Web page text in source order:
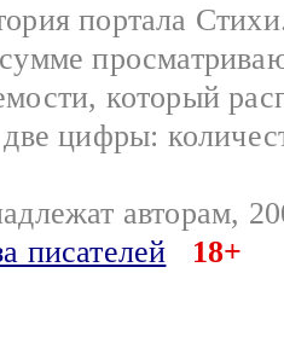
портала
который
цифры:
авторам,
писателей
18+